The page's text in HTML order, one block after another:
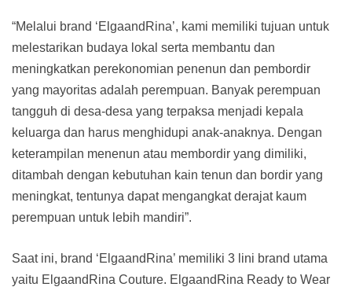
“Melalui brand ‘ElgaandRina’, kami memiliki tujuan untuk
melestarikan budaya lokal serta membantu dan
meningkatkan perekonomian penenun dan pembordir
yang mayoritas adalah perempuan. Banyak perempuan
tangguh di desa-desa yang terpaksa menjadi kepala
keluarga dan harus menghidupi anak-anaknya. Dengan
keterampilan menenun atau membordir yang dimiliki,
ditambah dengan kebutuhan kain tenun dan bordir yang
meningkat, tentunya dapat mengangkat derajat kaum
perempuan untuk lebih mandiri”.
Saat ini, brand ‘ElgaandRina’ memiliki 3 lini brand utama
yaitu ElgaandRina Couture. ElgaandRina Ready to Wear